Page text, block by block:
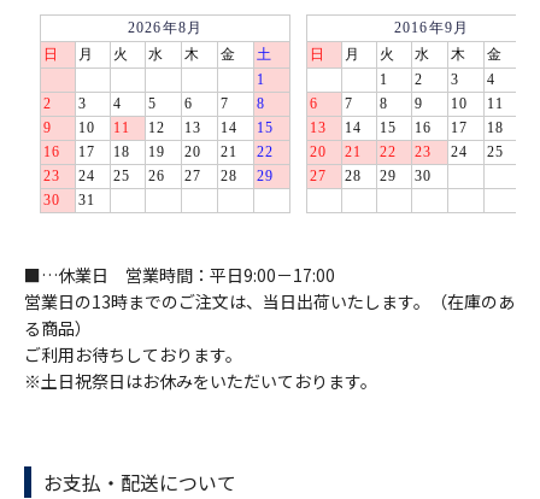
■…休業日 営業時間：平日9:00－17:00
営業日の13時までのご注文は、当日出荷いたします。（在庫のあ
る商品）
ご利用お待ちしております。
※土日祝祭日はお休みをいただいております。
お支払・配送について